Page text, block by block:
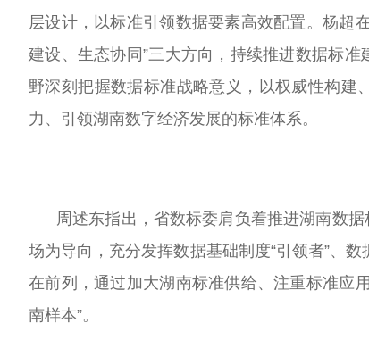
层设计，以标准引领数据要素高效配置。杨超
建设、生态协同”三大方向，持续推进数据标
野深刻把握数据标准战略意义，以权威性构建
力、引领湖南数字经济发展的标准体系。
周述东指出，省数标委肩负着推进湖南数据
场为导向，充分发挥数据基础制度“引领者”、
在前列，通过加大湖南标准供给、注重标准应
南样本”。